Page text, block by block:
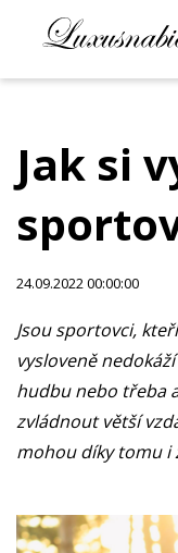
Jak si
24.09.2022 00:00:00
Jsou sportovci,
vysloveně
hudbu nebo třeba
zvládnout větší
mohou díky tomu i